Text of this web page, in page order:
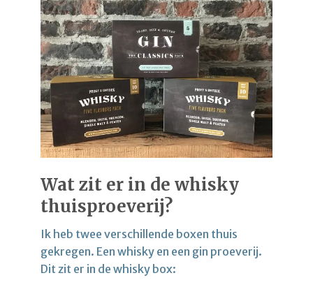
Wat zit er in de whisky
thuisproeverij?
Ik heb twee verschillende boxen thuis
gekregen. Een whisky en een gin proeverij.
Dit zit er in de whisky box: